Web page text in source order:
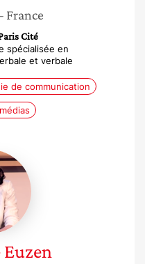
France
Cité
spécialisée en
et verbale
de communication
Euzen